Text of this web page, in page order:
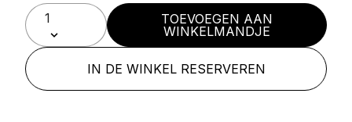
TOEVOEGEN AAN
WINKELMANDJE
IN DE WINKEL RESERVEREN